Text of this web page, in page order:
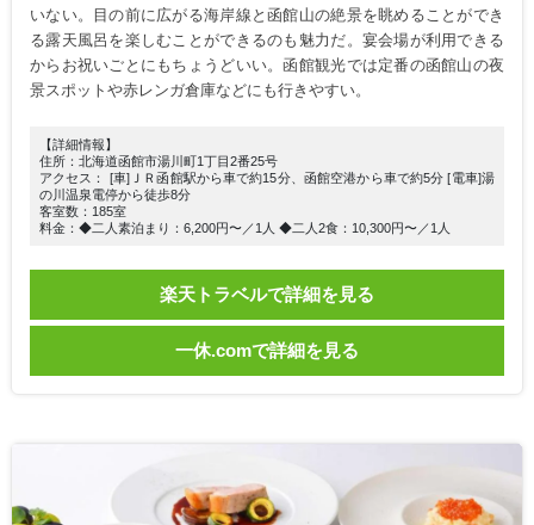
いない。目の前に広がる海岸線と函館山の絶景を眺めることができ
る露天風呂を楽しむことができるのも魅力だ。宴会場が利用できる
からお祝いごとにもちょうどいい。函館観光では定番の函館山の夜
景スポットや赤レンガ倉庫などにも行きやすい。
【詳細情報】
住所：北海道函館市湯川町1丁目2番25号
アクセス： [車]ＪＲ函館駅から車で約15分、函館空港から車で約5分 [電車]湯
の川温泉電停から徒歩8分
客室数：185室
料金：◆二人素泊まり：6,200円〜／1人 ◆二人2食：10,300円〜／1人
楽天トラベルで詳細を見る
一休.comで詳細を見る